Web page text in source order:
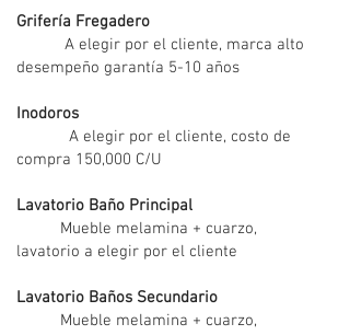
Grifería Fregadero
A elegir por el cliente, marca alto
desempeño garantía 5-10 años
Inodoros
A elegir por el cliente, costo de
compra 150,000 C/U
Lavatorio Baño Principal
Mueble melamina + cuarzo,
lavatorio a elegir por el cliente
Lavatorio Baños Secundario
Mueble melamina + cuarzo,